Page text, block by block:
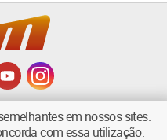
em nossos sites.
com essa utilização.